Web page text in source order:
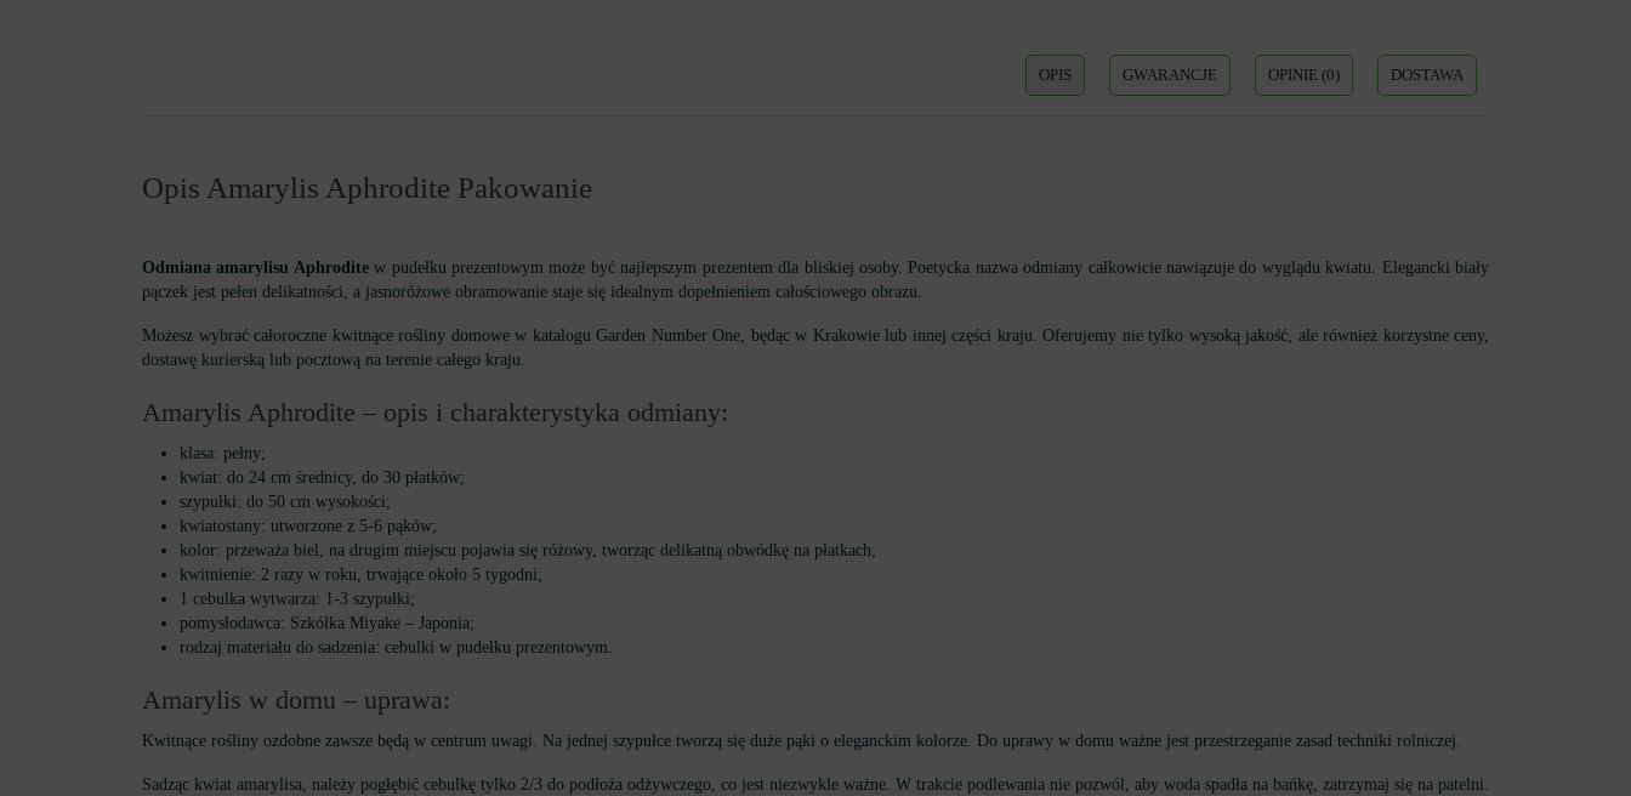
OPIS GWARANCJE OPINIE (0) DOSTAWA
Opis Amarylis Aphrodite Pakowanie
Odmiana amarylisu Aphroditew pudełku prezentowym może być najlepszym prezentem dla bliskiej osoby. Poetycka nazwa odmiany całkowicie nawiązuje do wyglądu kwiatu. Elegancki biały
pączek jest pełen delikatności, a jasnoróżowe obramowanie staje się idealnym dopełnieniem całościowego obrazu.
Możesz wybrać całoroczne kwitnące rośliny domowe w katalogu Garden Number One, będąc w Krakowie lub innej części kraju. Oferujemy nie tylko wysoką jakość, ale również korzystne ceny,
dostawę kurierską lub pocztową na terenie całego kraju.
Amarylis Aphrodite – opis i charakterystyka odmiany:
klasa: pełny;
kwiat: do 24 cm średnicy, do 30 płatków;
szypułki: do 50 cm wysokości;
kwiatostany: utworzone z 5-6 pąków;
kolor: przeważa biel, na drugim miejscu pojawia się różowy, tworząc delikatną obwódkę na płatkach;
kwitnienie: 2 razy w roku, trwające około 5 tygodni;
1 cebulka wytwarza: 1-3 szypułki;
pomysłodawca: Szkółka Miyake – Japonia;
rodzaj materiału do sadzenia: cebulki w pudełku prezentowym.
Amarylis w domu – uprawa:
Kwitnące rośliny ozdobne zawsze będą w centrum uwagi. Na jednej szypułce tworzą się duże pąki o eleganckim kolorze. Do uprawy w domu ważne jest przestrzeganie zasad techniki rolniczej.
Sadząc kwiat amarylisa, należy pogłębić cebulkę tylko 2/3 do podłoża odżywczego, co jest niezwykle ważne. W trakcie podlewania nie pozwól, aby woda spadła na bańkę, zatrzymaj się na patelni.